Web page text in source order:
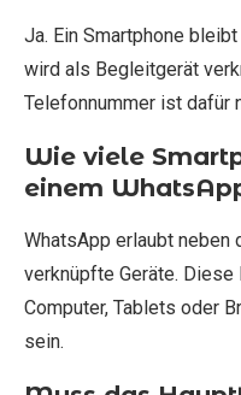
Ja. Ein Smartphone
wird als Begleitgerät
Telefonnummer ist dafür
Wie viele
einem
WhatsApp erlaubt
verknüpfte Geräte. Diese
Computer, Tablets oder
sein.